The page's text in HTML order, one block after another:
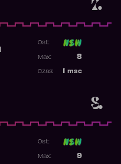
8.
Ost:
8
Max:
msc
Czas:
Ost:
9
Max: